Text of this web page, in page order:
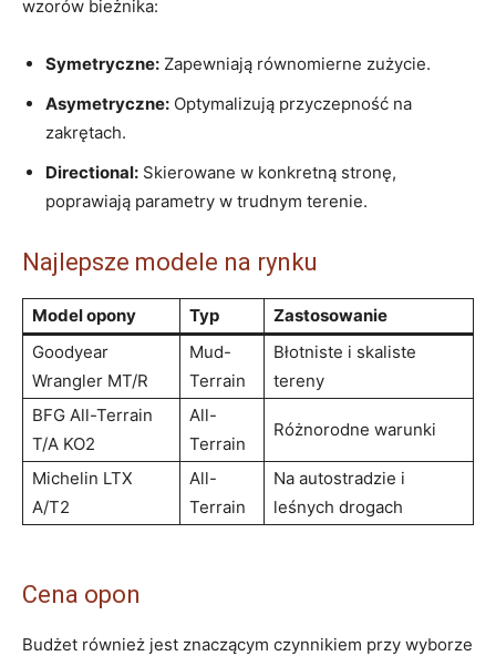
wzorów bieżnika:
Symetryczne: ​Zapewniają równomierne zużycie.
Asymetryczne: Optymalizują ⁤przyczepność na⁣
zakrętach.
Directional: ⁣Skierowane ​w ⁣konkretną stronę,
poprawiają parametry w trudnym ‍terenie.
Najlepsze modele ⁢na⁤ rynku
Model opony Typ
Zastosowanie
Goodyear⁤
Wrangler MT/R
Mud-
Terrain
Błotniste i skaliste
tereny
BFG All-Terrain
T/A KO2
All-
Terrain
Różnorodne⁢ warunki
Michelin ⁤LTX
A/T2
All-
Terrain
Na ⁣autostradzie ⁢i
leśnych drogach
Cena opon
Budżet również jest znaczącym⁣ czynnikiem⁣ przy wyborze